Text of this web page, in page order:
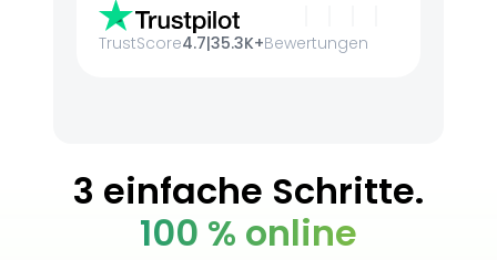
TrustScore4.7|35.3K+Bewertungen
3 einfache Schritte.
100 % online